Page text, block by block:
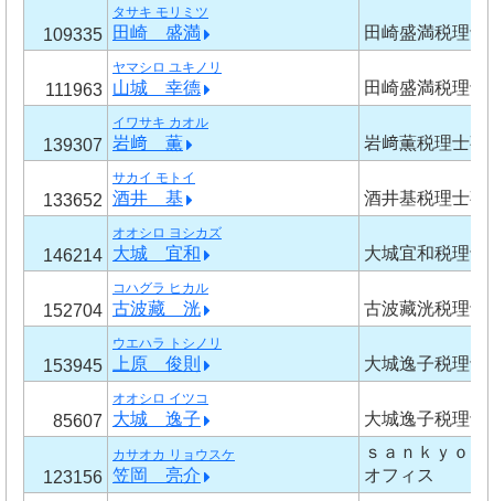
109335
タサキ モリミツ
田崎 盛満 田崎盛満税理士
111963
ヤマシロ ユキノリ
山城 幸德 田崎盛満税理士
139307
イワサキ カオル
岩﨑 薫 岩﨑薫税理士事
133652
サカイ モトイ
酒井 基 酒井基税理士事
146214
オオシロ ヨシカズ
大城 宜和 大城宜和税理士
152704
コハグラ ヒカル
古波藏 洸 古波藏洸税理士
153945
ウエハラ トシノリ
上原 俊則 大城逸子税理士
85607
オオシロ イツコ
大城 逸子 大城逸子税理士
123156
カサオカ リョウスケ
笠岡 亮介
ｓａｎｋｙｏ
オフィス